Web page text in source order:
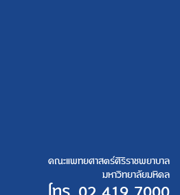
คณะแพทยศาสตร์ศิริราชพยาบาล
มหาวิทยาลัยมหิดล